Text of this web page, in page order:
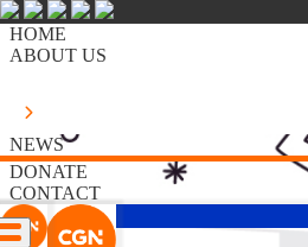
HOME
ABOUT US
NEWS
DONATE
CONTACT